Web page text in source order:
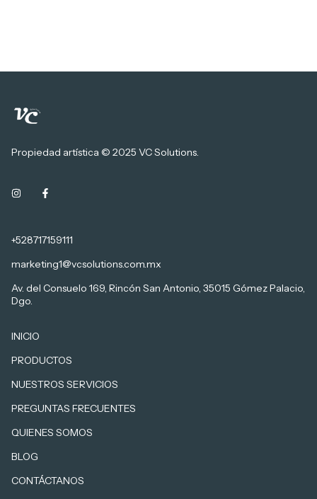
Propiedad artística © 2025 VC Solutions.
+528717159111
marketing1@vcsolutions.com.mx
Av. del Consuelo 169, Rincón San Antonio, 35015 Gómez Palacio,
Dgo.
INICIO
PRODUCTOS
NUESTROS SERVICIOS
PREGUNTAS FRECUENTES
QUIENES SOMOS
BLOG
CONTÁCTANOS